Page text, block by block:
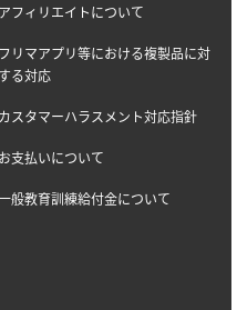
アフィリエイトについて
フリマアプリ等における複製品に対
する対応
カスタマーハラスメント対応指針
お支払いについて
般教育訓練給付金について